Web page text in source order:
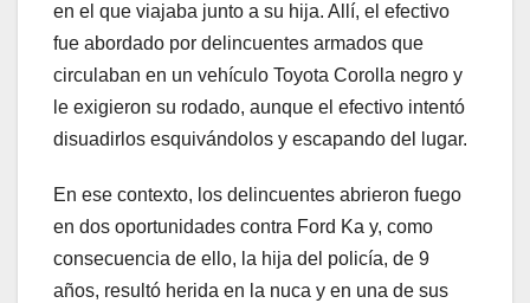
en el que viajaba junto a su hija. Allí, el efectivo
fue abordado por delincuentes armados que
circulaban en un vehículo Toyota Corolla negro y
le exigieron su rodado, aunque el efectivo intentó
disuadirlos esquivándolos y escapando del lugar.
En ese contexto, los delincuentes abrieron fuego
en dos oportunidades contra Ford Ka y, como
consecuencia de ello, la hija del policía, de 9
años, resultó herida en la nuca y en una de sus